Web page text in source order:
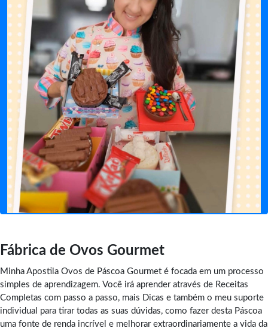
Fábrica de Ovos Gourmet
Minha Apostila Ovos de Páscoa Gourmet é focada em um processo
simples de aprendizagem. Você irá aprender através de Receitas
Completas com passo a passo, mais Dicas e também o meu suporte
individual para tirar todas as suas dúvidas, como fazer desta Páscoa
uma fonte de renda incrível e melhorar extraordinariamente a vida da